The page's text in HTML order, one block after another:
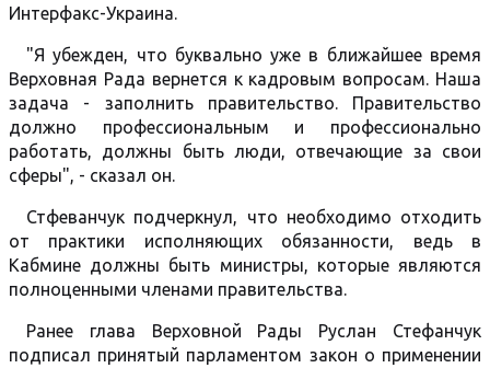
Интерфакс-Украина.
"Я убежден, что буквально уже в ближайшее время
Верховная Рада вернется к кадровым вопросам. Наша
задача - заполнить правительство. Правительство
должно профессиональным и профессионально
работать, должны быть люди, отвечающие за свои
сферы", - сказал он.
Стфеванчук подчеркнул, что необходимо отходить
от практики исполняющих обязанности, ведь в
Кабмине должны быть министры, которые являются
полноценными членами правительства.
Ранее глава Верховной Рады Руслан Стефанчук
подписал принятый парламентом закон о применении